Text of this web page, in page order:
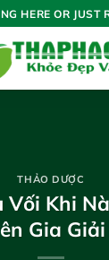
HERE OR JUST
THẢO DƯỢC
Vối Khi
Gia